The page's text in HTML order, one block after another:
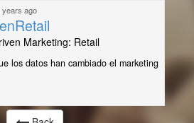
years ago
Marketing: Retail
los datos han cambiado el marketing